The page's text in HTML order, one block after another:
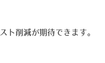
ト削減が期待できます。